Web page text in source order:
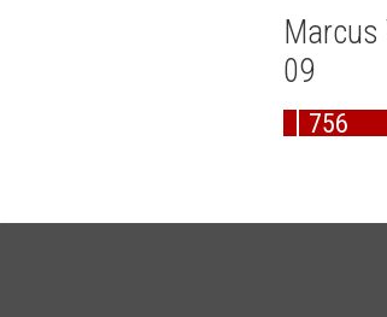
Marcus
09
756